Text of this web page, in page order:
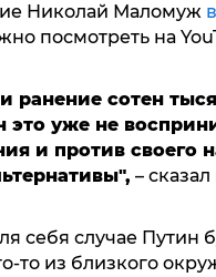
Николай Маломуж
посмотреть на
ранение сотен
это уже не
и против своего
–
себя случае Путин
то из близкого